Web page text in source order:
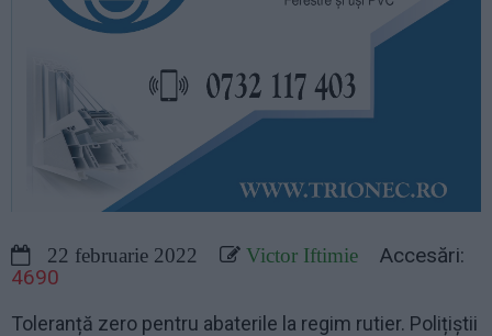
22 februarie 2022 Victor Iftimie
Accesări:
4690
Toleranță zero pentru abaterile la regim rutier. Polițiștii